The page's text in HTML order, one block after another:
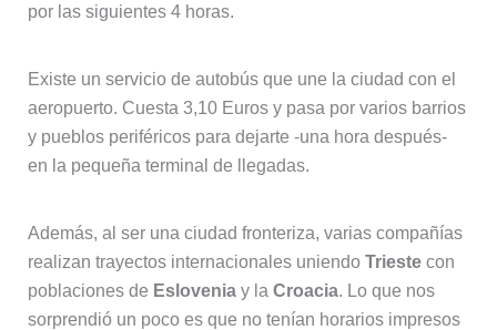
por las siguientes 4 horas.
Existe un servicio de autobús que une la ciudad con el
aeropuerto. Cuesta 3,10 Euros y pasa por varios barrios
y pueblos periféricos para dejarte -una hora después-
en la pequeña terminal de llegadas.
Además, al ser una ciudad fronteriza, varias compañías
realizan trayectos internacionales uniendo Triestecon
poblaciones de Esloveniay la Croacia. Lo que nos
sorprendió un poco es que no tenían horarios impresos